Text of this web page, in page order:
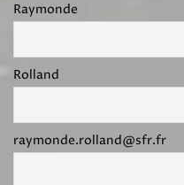
Raymonde
Rolland
raymonde.rolland@sfr.fr